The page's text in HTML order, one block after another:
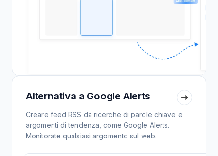
Alternativa a Google Alerts
Creare feed RSS da ricerche di parole chiave e
argomenti di tendenza, come Google Alerts.
Monitorate qualsiasi argomento sul web.